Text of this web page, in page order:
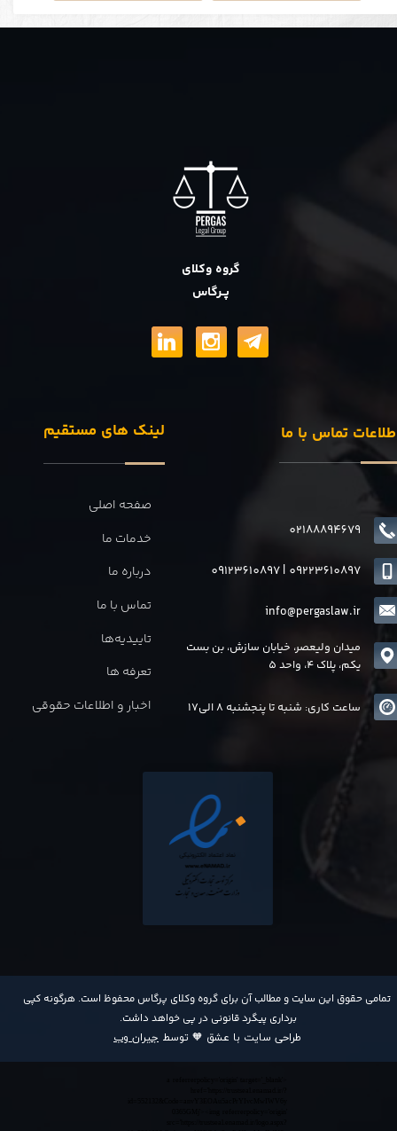
​تمامی حقوق این سایت و مطالب آن برای گروه وکلای پرگاس محفوظ است. هرگونه کپی
برداری پیگرد قانونی در پی خواهد داشت​​​​​​​.
طراحی سایت با عشق 🧡 توسط جیران وب
گروه وکلای
پــرگاس
لینک های مستقیم
صفحه اصلی
خدمات ما
درباره ما
تماس با ما
تاییدیه‌ها
تعرفه ها
اخبار و اطلاعات حقوقی
تماس با ما
02188894679
info@pergaslaw.ir
09123610897| 09223610897
میدان ولیعصر، خیابان سازش، بن بست
یکم، پلاک 4، واحد 5
ساعت کاری: شنبه تا پنجشنبه 8 الی17